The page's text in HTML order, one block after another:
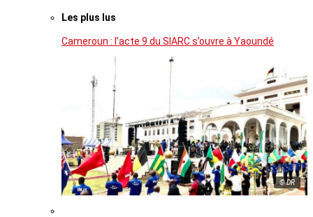
Les plus lus
Cameroun : l’acte 9 du SIARC s’ouvre à Yaoundé
© DR